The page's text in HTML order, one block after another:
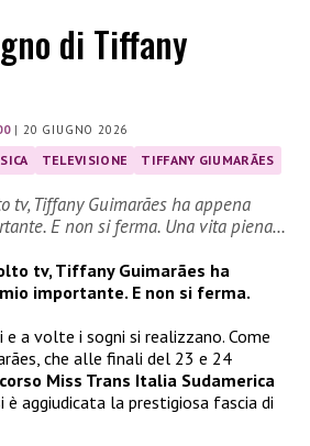
di Tiffany
|20 GIUGNO 2026
TELEVISIONE TIFFANY GIUMARÃES
tv, Tiffany Guimarães ha appena
E non si ferma. Una vita piena…
tv, Tiffany Guimarães ha
importante. E non si ferma.
e a volte i sogni si realizzano. Come
che alle finali del 23 e 24
Miss Trans Italia Sudamerica
è aggiudicata la prestigiosa fascia di